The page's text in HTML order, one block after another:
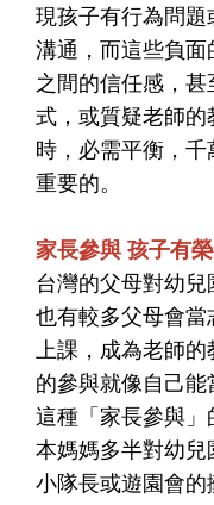
現孩子有行為問
溝通，而這些負
之間的信任感，
式，或質疑老師
時，必需平衡，
重要的。
家長參與 孩子有
台灣的父母對幼
也有較多父母會
上課，成為老師
的參與就像自己能
這種「家長參與
本媽媽多半對幼
小隊長或遊園會